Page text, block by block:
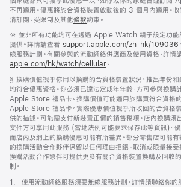
不再適用。優惠將於合資格裝置啟動後的 3 個月內適用。收
消訂閱。受限制及其他條款約束。
註
腳
※ 並非所有功能均可在透過 Apple Watch 親子設定功
提供。詳情請查看 support.apple.com/zh-hk/109036
線服務計劃。有關參與的流動網絡供應商及使用資格，詳情
apple.com/hk/watch/cellular。
註
腳
§ 換購價值視乎你用以換購的合資格裝置狀況、推出年份和
均符合優惠資格。你必須已達法定成年年齡，方可參與換購
Apple Store 禮品卡。換購價值可能適用於購買符合資格的
Apple Store 禮品卡。實際優惠價值視乎所收回的合資格
供的描述。可能需支付新裝置正價的銷售稅項。店內換購須
文件方可享用此服務 (當地法例可能要求保存此等資訊)。
而店內及網上的換購優惠可能有所差異。部分零售店可能
的換購活動合作夥伴保留以任何理由拒絕、取消或限量接
換購活動合作夥伴可提供更多有關合資格裝置換購及回收
制。
註
1.
使用流動網絡服務須要無線服務計劃。詳情請聯絡你的